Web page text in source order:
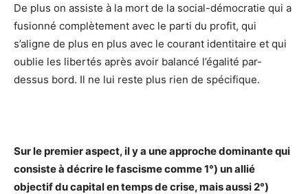
De plus on assiste à la mort de la social-démocratie qui a
fusionné complètement avec le parti du profit, qui
s’aligne de plus en plus avec le courant identitaire et qui
oublie les libertés après avoir balancé l’égalité par-
dessus bord. Il ne lui reste plus rien de spécifique.
Sur le premier aspect, il y a une approche dominante qui
consiste à décrire le fascisme comme 1°) un allié
objectif du capital en temps de crise, mais aussi 2°)